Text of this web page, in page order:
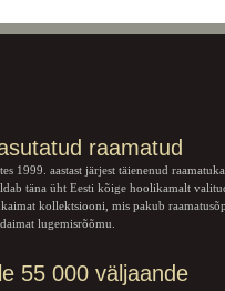
raamatud
1999. aastast järjest täienenud
täna üht Eesti kõige hoolikamalt
kollektsiooni, mis pakub
lugemisrõõmu.
55 000 väljaande